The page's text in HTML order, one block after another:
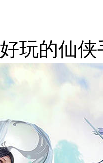
好玩的仙侠